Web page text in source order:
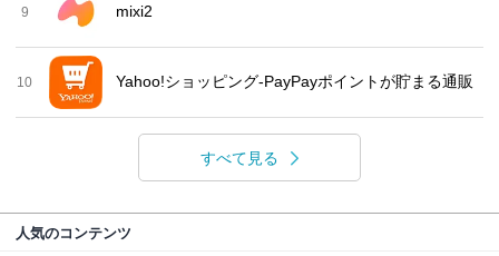
9 mixi2
10 Yahoo!ショッピング-PayPayポイントが貯まる通販
すべて見る
人気のコンテンツ